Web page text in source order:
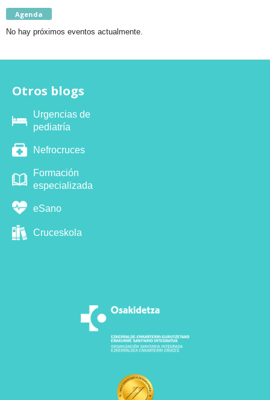
Agenda
No hay próximos eventos actualmente.
Otros blogs
Urgencias de
pediatría
Nefrocruces
Formación
especializada
eSano
Cruceskola